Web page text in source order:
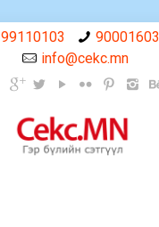
99110103
90001603
info@cekc.mn